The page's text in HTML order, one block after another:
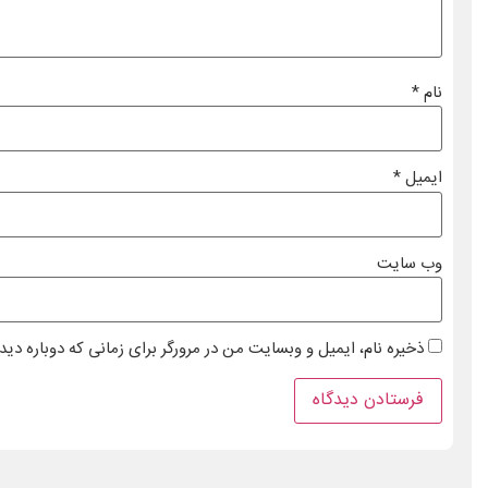
نام*
ایمیل*
وب‌ سایت
ذخیره نام، ایمیل و وبسایت من در مرورگر برای زمانی که دوباره